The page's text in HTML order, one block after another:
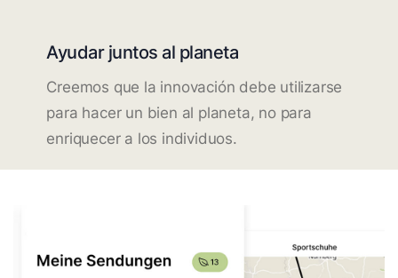
Ayudar juntos al planeta
Creemos que la innovación debe utilizarse
para hacer un bien al planeta, no para
enriquecer a los individuos.